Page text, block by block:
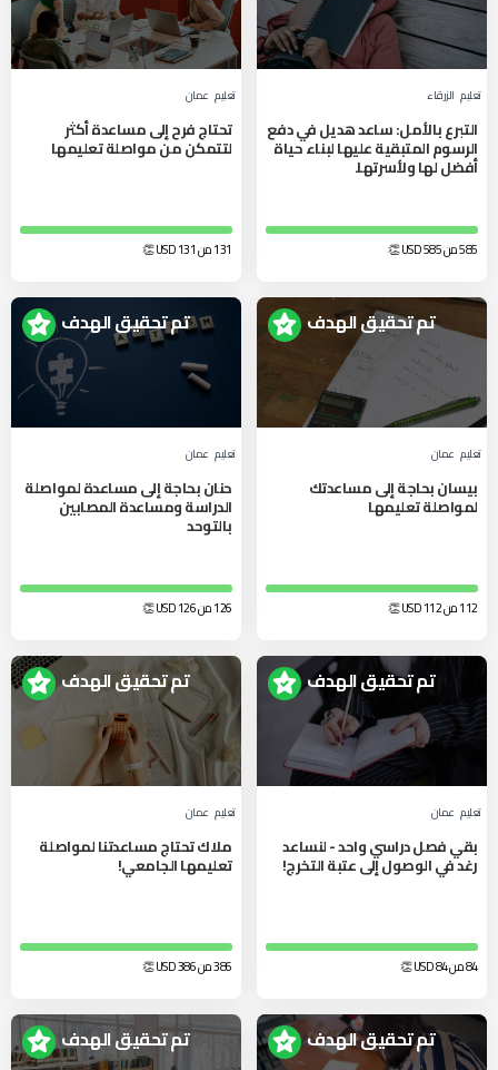
تعليم الزرقاء‎
التبرع بالأمل: ساعد هديل في دفع
الرسوم المتبقية عليها لبناء حياة
أفضل لها ولأسرتها.
585 من 585 USD
👏
تعليم عمان
تحتاج فرح إلى مساعدة أكثر
لتتمكن من مواصلة تعليمها
131 من 131 USD
👏
تم تحقيق الهدف
تعليم عمان
بيسان بحاجة إلى مساعدتك
لمواصلة تعليمها
112 من 112 USD
👏
تم تحقيق الهدف
تعليم عمان
حنان بحاجة إلى مساعدة لمواصلة
الدراسة ومساعدة المصابين
بالتوحد
126 من 126 USD
👏
تم تحقيق الهدف
تعليم عمان
بقي فصل دراسي واحد - لنساعد
رغد في الوصول إلى عتبة التخرج!
84 من 84 USD
👏
تم تحقيق الهدف
تعليم عمان
ملاك تحتاج مساعدتنا لمواصلة
تعليمها الجامعي!
386 من 386 USD
👏
تم تحقيق الهدف تم تحقيق الهدف